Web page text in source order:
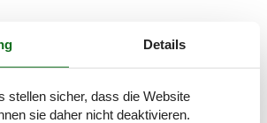
1 Person
kaltes Wasser, Dusche
Details
stellen sicher, dass die Website
sie daher nicht deaktivieren.